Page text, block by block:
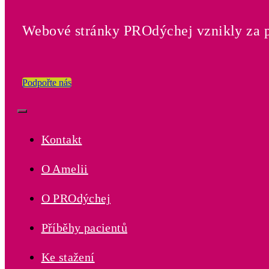
Webové stránky PROdýchej vznikly za
Podpořte nás
Toggle
Kontakt
O Amelii
O PROdýchej
Příběhy pacientů
Ke stažení